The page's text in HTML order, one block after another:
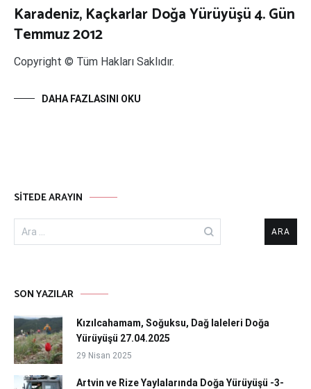
Karadeniz, Kaçkarlar Doğa Yürüyüşü 4. Gün
Temmuz 2012
Copyright © Tüm Hakları Saklıdır.
DAHA FAZLASINI OKU
SITEDE ARAYIN
SON YAZILAR
Kızılcahamam, Soğuksu, Dağ laleleri Doğa
Yürüyüşü 27.04.2025
29 Nisan 2025
Artvin ve Rize Yaylalarında Doğa Yürüyüşü -3-